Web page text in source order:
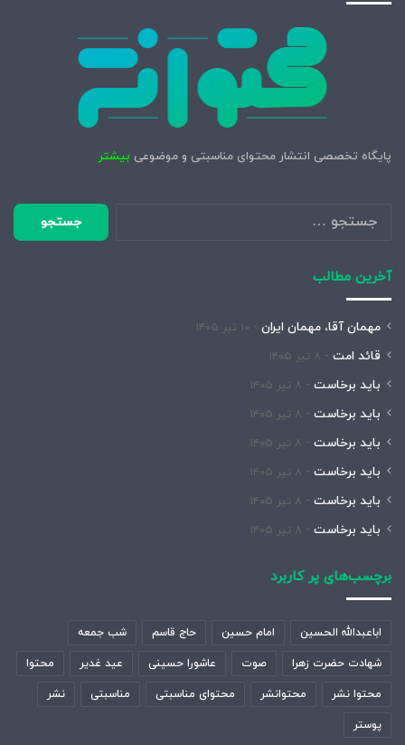
پایگاه تخصصی انتشار محتوای مناسبتی و موضوعی بیشتر
جستجو
برای:
آخرین مطالب
مهمان آقا، مهمان ایران ۱۰ تیر ۱۴۰۵
قائد امت ۸ تیر ۱۴۰۵
باید برخاست ۸ تیر ۱۴۰۵
باید برخاست ۸ تیر ۱۴۰۵
باید برخاست ۸ تیر ۱۴۰۵
باید برخاست ۸ تیر ۱۴۰۵
باید برخاست ۸ تیر ۱۴۰۵
باید برخاست ۸ تیر ۱۴۰۵
برچسب‌های پر کاربرد
اباعبدالله الحسین امام حسین حاج قاسم شب جمعه
شهادت حضرت زهرا صوت عاشورا حسینی عید غدیر محتوا
محتوا نشر محتوانشر محتوای مناسبتی مناسبتی نشر
پوستر